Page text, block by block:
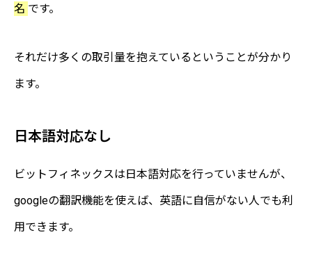
名 です。
それだけ多くの取引量を抱えているということが分かり
ます。
日本語対応なし
ビットフィネックスは日本語対応を行っていませんが、
googleの翻訳機能を使えば、英語に自信がない人でも利
用できます。